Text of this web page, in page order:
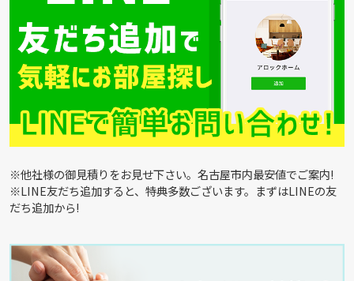
※他社様の御見積りをお見せ下さい。名古屋市内最安値でご案内!
※LINE友だち追加すると、特典多数ございます。まずはLINEの友
だち追加から!